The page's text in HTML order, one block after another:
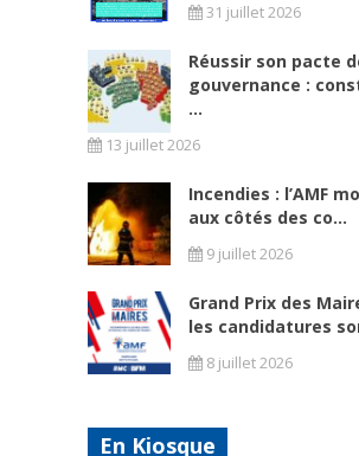
31 juillet 2026
Réussir son pacte
gouvernance :
...
13 juillet 2026
Incendies : l’AMF
aux côtés des co...
9 juillet 2026
Grand Prix des
les candidatures
8 juillet 2026
En Kiosque